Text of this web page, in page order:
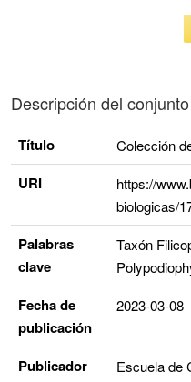
Descripción del
Título Colección
URI
https://
biologicas/
Palabras
clave
Taxón
Fecha de
publicación
2023-03-08
Publicador Escuela de